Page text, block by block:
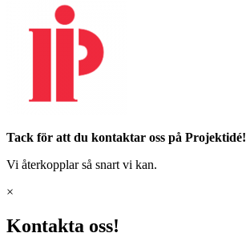
Tack för att du kontaktar oss på Projektidé!
Vi återkopplar så snart vi kan.
×
Kontakta oss!